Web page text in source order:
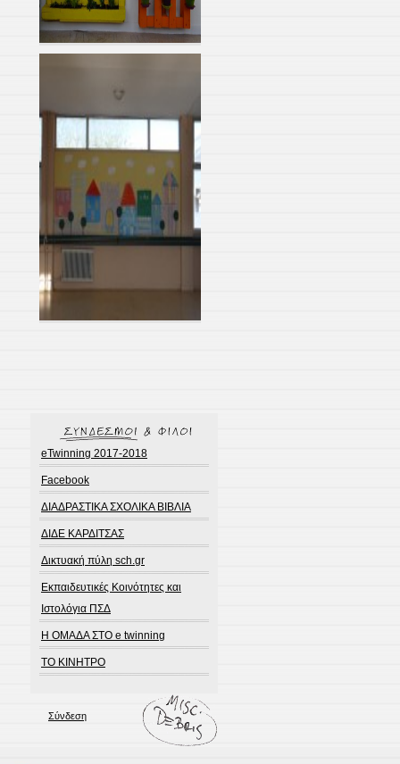
eTwinning 2017-2018
Facebook
ΔΙΑΔΡΑΣΤΙΚΑ ΣΧΟΛΙΚΑ ΒΙΒΛΙΑ
ΔΙΔΕ ΚΑΡΔΙΤΣΑΣ
Δικτυακή πύλη sch.gr
Εκπαιδευτικές Κοινότητες και
Ιστολόγια ΠΣΔ
Η ΟΜΑΔΑ ΣΤΟ e twinning
ΤΟ ΚΙΝΗΤΡΟ
Σύνδεση